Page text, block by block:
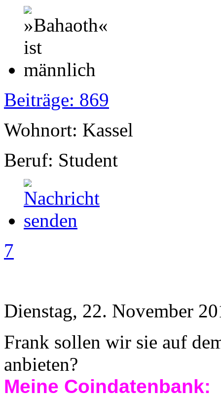
Beiträge: 869
Wohnort: Kassel
Beruf: Student
7
Dienstag, 22. November
Frank sollen wir sie auf
anbieten?
Meine Coindatenbank: